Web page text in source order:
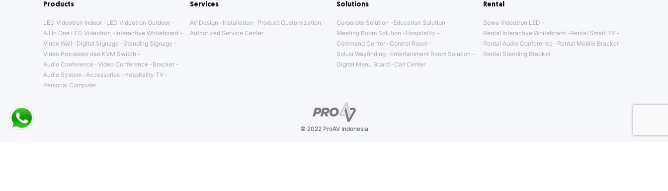
Products
LED Videotron Indoor
LED Videotron Outdoor
All In One LED Videotron
Interactive Whiteboard
Video Wall
Digital Signage
Standing Signage
Video Processor dan KVM Switch
Audio Conference Video Conference
Bracket
Audio System
Accessories
Hospitality TV
Personal Computer
Services
AV Design Installation
Product Customization
Authorized Service Center
Solutions
Corporate Solution
Education Solution
Meeting Room Solution
Hospitality
Command Center
Control Room
Solusi Wayfinding
Entertainment Room Solution
Digital Menu Board
Call Center
Rental
Sewa Videotron LED
Rental Interactive Whiteboard
Rental Smart TV
Rental Audio Conference
Rental Mobile Bracket
Rental Standing Bracket
© 2022 ProAV Indonesia